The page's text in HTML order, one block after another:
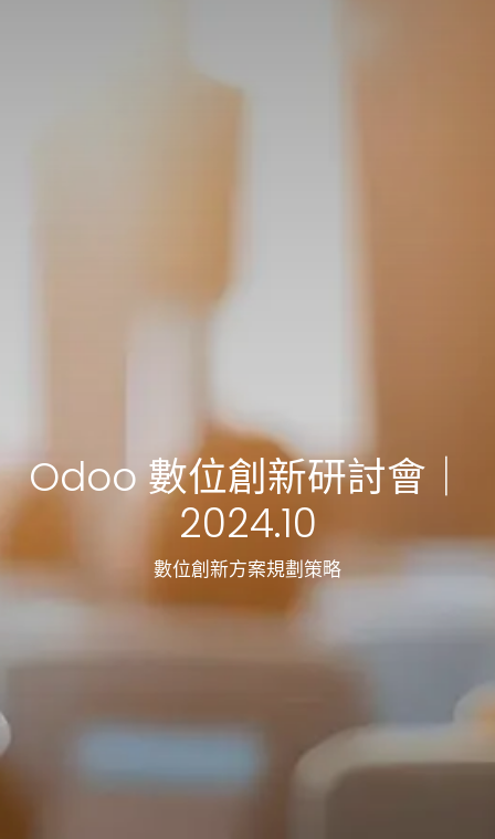
Odoo 數位創新研討會｜
2024.10
數位創新方案規劃策略